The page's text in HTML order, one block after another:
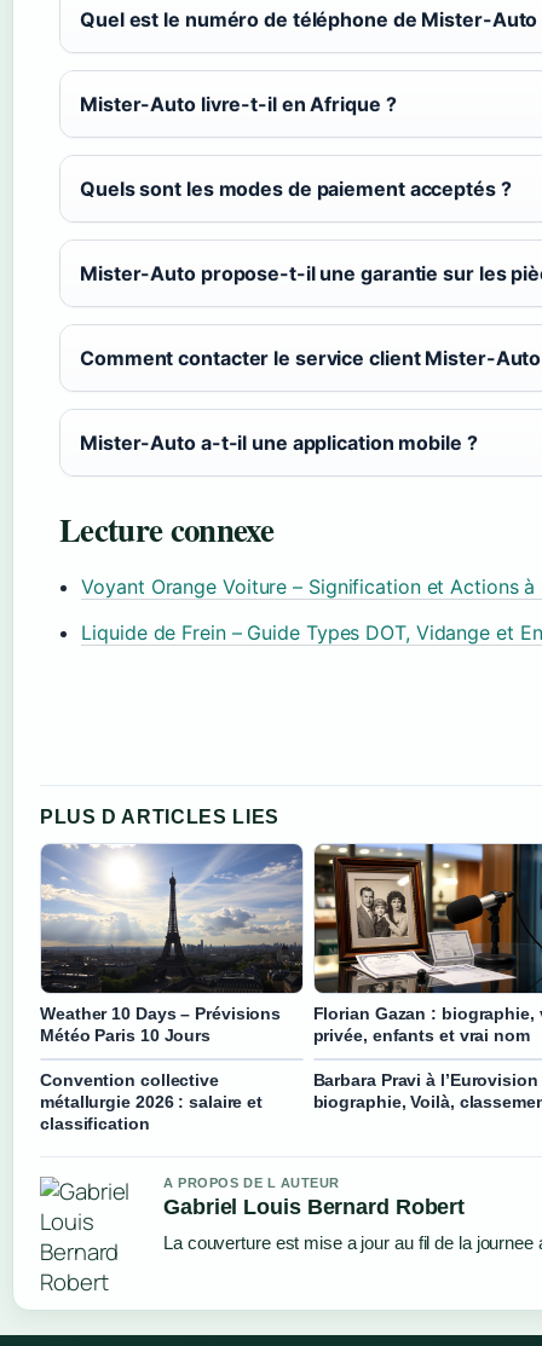
Quel est le numéro de téléphone de Mister-Auto
Mister-Auto livre-t-il en Afrique ?
Quels sont les modes de paiement acceptés ?
Mister-Auto propose-t-il une garantie sur les
Comment contacter le service client Mister-
Mister-Auto a-t-il une application mobile ?
Lecture connexe
Voyant Orange Voiture – Signification et Actions à
Liquide de Frein – Guide Types DOT, Vidange et
PLUS D ARTICLES LIES
Weather 10 Days – Prévisions
Météo Paris 10 Jours
Florian Gazan : biographie,
privée, enfants et vrai nom
Convention collective
métallurgie 2026 : salaire et
classification
Barbara Pravi à l’Eurovision
biographie, Voilà,
A PROPOS DE L AUTEUR
Gabriel Louis Bernard Robert
La couverture est mise a jour au fil de la